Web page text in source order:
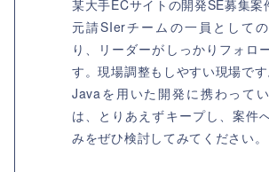
某大手ECサイトの開発SE募集案
元請SIerチームの一員として
り、リーダーがしっかりフォロ
す。現場調整もしやすい現場です
Javaを用いた開発に携わって
は、とりあえずキープし、案件
みをぜひ検討してみてください。